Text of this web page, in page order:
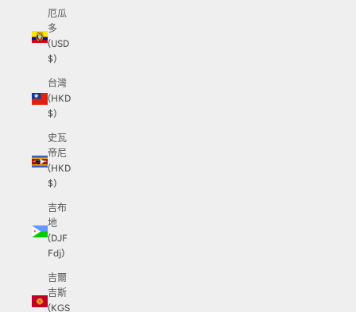
厄瓜
多
(USD
$)
台灣
(HKD
$)
史瓦
帝尼
(HKD
$)
吉布
地
(DJF
Fdj)
吉爾
吉斯
(KGS